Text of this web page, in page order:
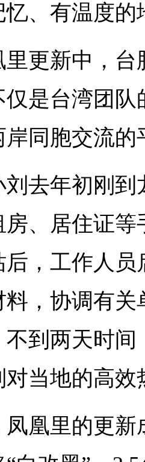
、有温度的
里更新中，
是台湾团
岸同胞交流的
刘去年初刚
、居住证
，工作人员
料，协调有
到两天时
当地的高
凤凰里的更新